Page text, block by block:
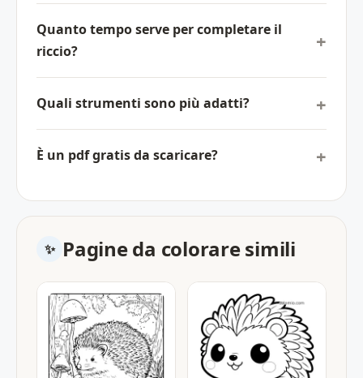
Quanto tempo serve per completare il
riccio?
Quali strumenti sono più adatti?
È un pdf gratis da scaricare?
Pagine da colorare simili